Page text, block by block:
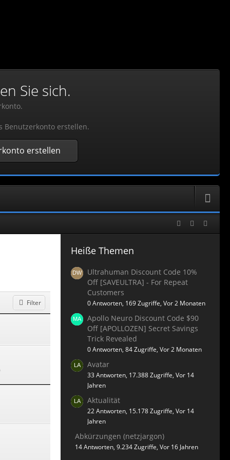
Sie sich.
Benutzerkonto erstellen.
erstellen
Filter
Heiße Themen
Ultrahuman Discount Code 10%
Off [SAVEULTRA] - For Repeat
Customers
0 Antworten, 169 Zugriffe, Vor 2 Monaten
Apollo Neuro Discount Code $90
Off [APOLLOZEN] Secret Savings
Trick Revealed
0 Antworten, 84 Zugriffe, Vor 2 Monaten
Avatar
33 Antworten, 17.388 Zugriffe, Vor 14
Jahren
Aktualität
22 Antworten, 15.178 Zugriffe, Vor 14
Jahren
Abkürzungen (netzjargon)
14 Antworten, 9.234 Zugriffe, Vor 16 Jahren